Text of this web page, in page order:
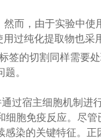
而，由于实验中
过纯化提取物也
签的切割同样需要
。
过宿主细胞机制
胞免疫反应。尽
染的关键特征。正